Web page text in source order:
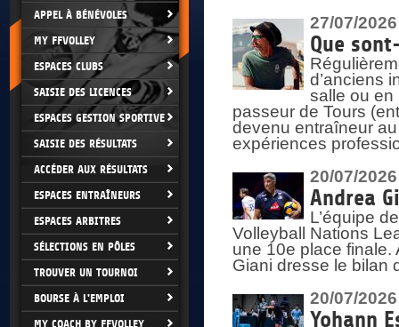
APPEL À BÉNÉVOLES
MY FFVOLLEY
ESPACES CLUBS
SAISIE DES LICENCES
ESPACES GESTION SPORTIVE
SAISIE DES RÉSULTATS
ACCÉDER AUX RÉSULTATS
ESPACES ENTRAÎNEURS
ESPACES ARBITRES
SÉLECTIONS EN PÔLES
TROUVER UN TOURNOI
BOURSE À L'EMPLOI
MY COACH BY FFVOLLEY
27/07/2026
Que
d’anciens
salle ou en
passeur de Tours
devenu entraîneur
expériences
20/07/2026
Andrea
L’équipe
Volleyball Nations
une 10e place finale.
Giani dresse le bilan
20/07/2026
Yohann